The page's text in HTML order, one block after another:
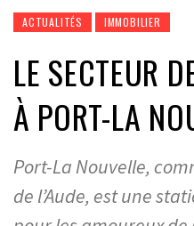
ACTUALITÉS IMMOBILIER
LE SECTEUR
À PORT-LA
Port-La Nouvelle,
de l’Aude, est une